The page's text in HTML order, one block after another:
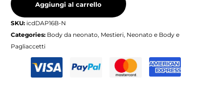
Aggiungi al carrello
SKU: icdDAP16B-N
Categories: Body da neonato, Mestieri, Neonato e Body e
Pagliaccetti